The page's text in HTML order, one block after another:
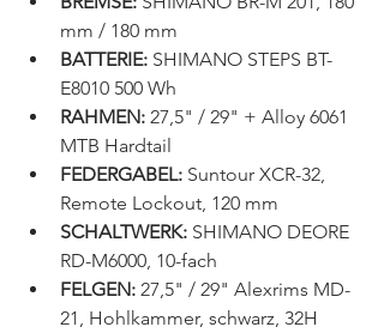
mm / 180 mm
BATTERIE: SHIMANO STEPS BT-
E8010 500 Wh
RAHMEN: 27,5" / 29" + Alloy 6061
MTB Hardtail
FEDERGABEL: Suntour XCR-32,
Remote Lockout, 120 mm
SCHALTWERK: SHIMANO DEORE
RD-M6000, 10-fach
FELGEN: 27,5" / 29" Alexrims MD-
21, Hohlkammer, schwarz, 32H